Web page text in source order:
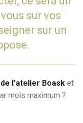
sur vos
sur un
l’atelier Boask et
mois maximum ?